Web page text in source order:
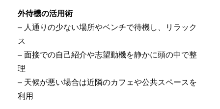
外待機の活用術
– 人通りの少ない場所やベンチで待機し、リラック
ス
– 面接での自己紹介や志望動機を静かに頭の中で整
理
– 天候が悪い場合は近隣のカフェや公共スペースを
利用